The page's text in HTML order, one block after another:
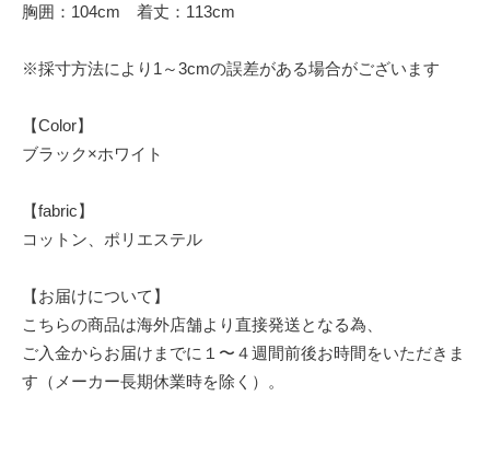
胸囲：104cm 着丈：113cm
※採寸方法により1～3cmの誤差がある場合がございます
【Color】
ブラック×ホワイト
【fabric】
コットン、ポリエステル
【お届けについて】
こちらの商品は海外店舗より直接発送となる為、
ご入金からお届けまでに１〜４週間前後お時間をいただきま
す（メーカー長期休業時を除く）。